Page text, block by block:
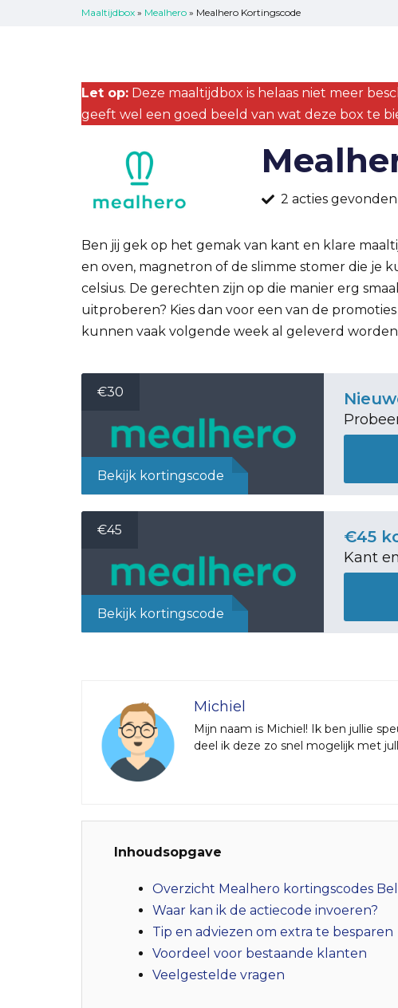
Maaltijdbox » Mealhero » Mealhero Kortingscode
Let op: Deze maaltijdbox is helaas niet meer
geeft wel een goed beeld van wat deze box te
2 acties gevonden
Ben jij gek op het gemak van kant en klare
en oven, magnetron of de slimme stomer die je
celsius. De gerechten zijn op die manier erg
uitproberen? Kies dan voor een van de
kunnen vaak volgende week al geleverd
€30
Bekijk kortingscode
€45
Bekijk kortingscode
€45
Kant
Michiel
Mijn naam is Michiel! Ik ben jullie
deel ik deze zo snel mogelijk met
Inhoudsopgave
Overzicht Mealhero kortingscodes
Waar kan ik de actiecode invoeren?
Tip en adviezen om extra te besparen
Voordeel voor bestaande klanten
Veelgestelde vragen